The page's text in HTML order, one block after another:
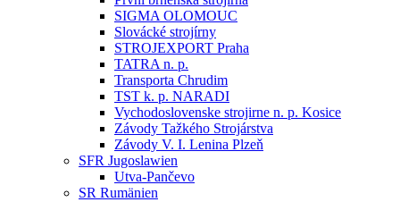
SIGMA OLOMOUC
Slovácké strojírny
STROJEXPORT Praha
TATRA n. p.
Transporta Chrudim
TST k. p. NARADI
Vychodoslovenske strojirne n. p. Kosice
Závody Tažkého Strojárstva
Závody V. I. Lenina Plzeň
SFR Jugoslawien
Utva-Pančevo
SR Rumänien